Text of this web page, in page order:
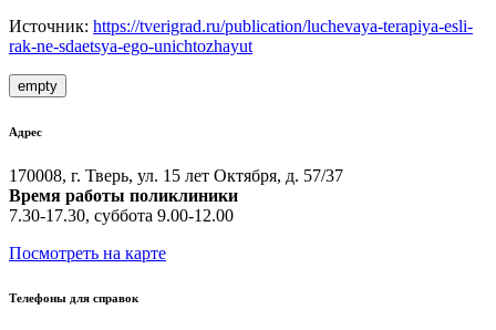
Источник: https://tverigrad.ru/publication/luchevaya-terapiya-esli-
rak-ne-sdaetsya-ego-unichtozhayut
empty
Адрес
170008, г. Тверь, ул. 15 лет Октября, д. 57/37
Время работы поликлиники
7.30-17.30, суббота 9.00-12.00
Посмотреть на карте
Телефоны для справок